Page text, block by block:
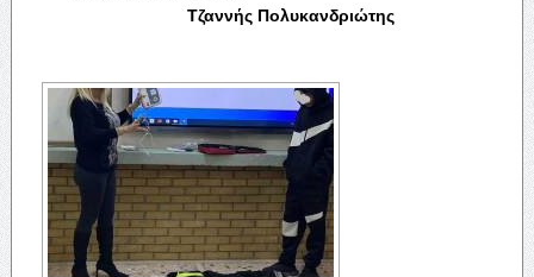
Τζαννής Πολυκανδριώτης